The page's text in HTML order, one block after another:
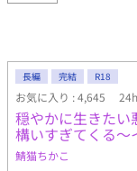
長編 完結 R18
お気に入り : 4,645
穏やかに生きたい
構いすぎてくる～
鯖猫ちかこ